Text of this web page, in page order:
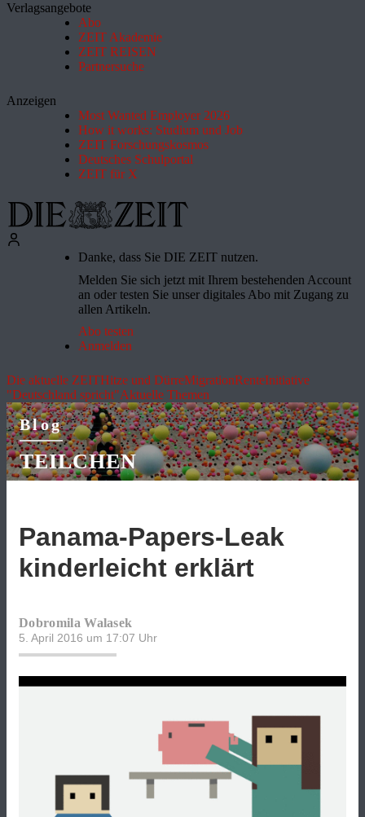
Verlagsangebote
Abo
ZEIT Akademie
ZEIT REISEN
Partnersuche
Anzeigen
Most Wanted Employer 2026
How it works: Studium und Job
ZEIT Forschungskosmos
Deutsches Schulportal
ZEIT für X
Danke, dass Sie DIE ZEIT nutzen.
Melden Sie sich jetzt mit Ihrem bestehenden Account
an oder testen Sie unser digitales Abo mit Zugang zu
allen Artikeln.
Abo testen
Anmelden
Die aktuelle ZEITHitze und DürreMigrationRenteInitiative
"Deutschland spricht"Aktuelle Themen
Blog
TEILCHEN
Panama-Papers-Leak
kinderleicht erklärt
Dobromila Walasek
5. April 2016 um 17:07 Uhr